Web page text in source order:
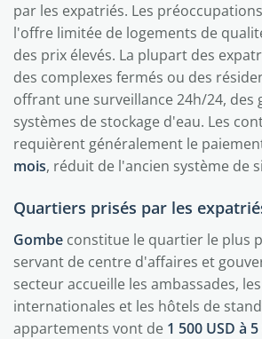
par les expatriés. Les
l'offre limitée de logements de
des prix élevés. La plupart des
des complexes fermés ou des
offrant une surveillance 24h/24, des
systèmes de stockage d'eau. Les
requièrent généralement le
mois, réduit de l'ancien système de
Quartiers prisés par les
Gombe constitue le quartier le plus
servant de centre d'affaires et
secteur accueille les ambassades,
internationales et les hôtels de
appartements vont de 1 500 USD à